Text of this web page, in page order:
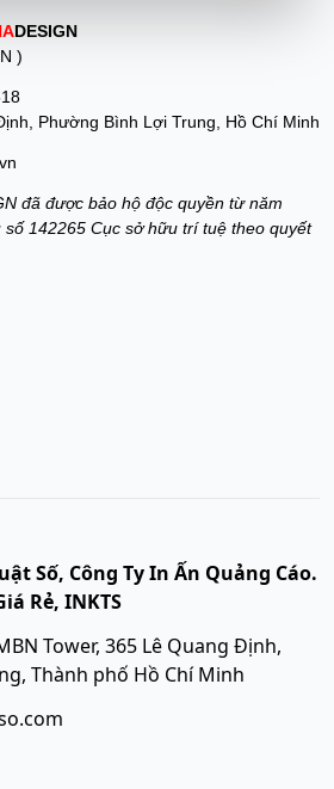
DESIGN
)
Phường Bình Lợi Trung, Hồ Chí Minh
đã được bảo hộ độc quyền từ năm
142265 Cục sở hữu trí tuệ theo quyết
Số, Công Ty In Ấn Quảng Cáo.
Rẻ, INKTS
Tower, 365 Lê Quang Định,
Thành phố Hồ Chí Minh